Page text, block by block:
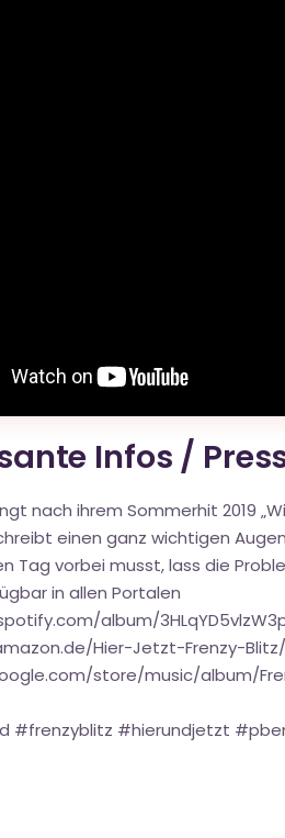
Infos /
nach ihrem Sommerhit 2019
einen ganz wichtigen
Tag vorbei musst, lass die
in allen Portalen
album/
Hier-Jetzt-Frenzy-
store/music/album/
#frenzyblitz #hierundjetzt